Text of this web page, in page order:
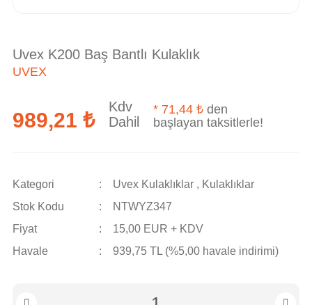
Uvex K200 Baş Bantlı Kulaklık
UVEX
989,21 ₺
Kdv
Dahil
* 71,44 ₺ den
başlayan taksitlerle!
Kategori Uvex Kulaklıklar , Kulaklıklar
Stok Kodu
NTWYZ347
Fiyat
15,00 EUR + KDV
Havale
939,75 TL (%5,00 havale indirimi)